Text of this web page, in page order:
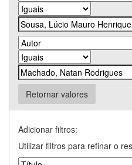
Retornar valores
Adicionar filtros:
Utilizar filtros para refinar o